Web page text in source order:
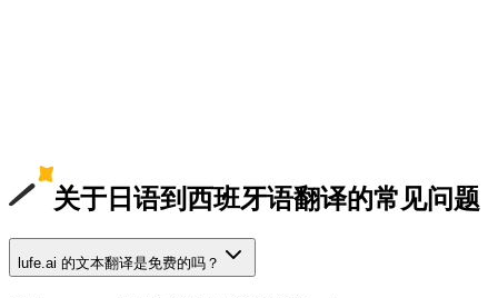
关于日语到西班牙语翻译的常见问题
lufe.ai 的文本翻译是免费的吗？